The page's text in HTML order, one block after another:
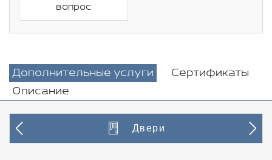
вопрос
Дополнительные услуги
Сертификаты
Описание
Двери